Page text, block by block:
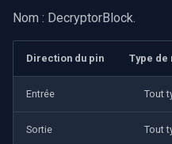
Nom : DecryptorBlock.
Direction du pin Type de
Entrée Tout
Sortie Tout